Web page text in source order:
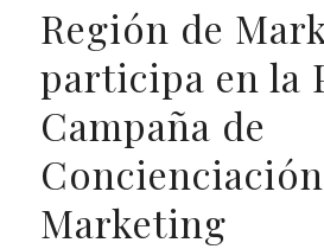
Región de
participa en la
Campaña de
Marketing